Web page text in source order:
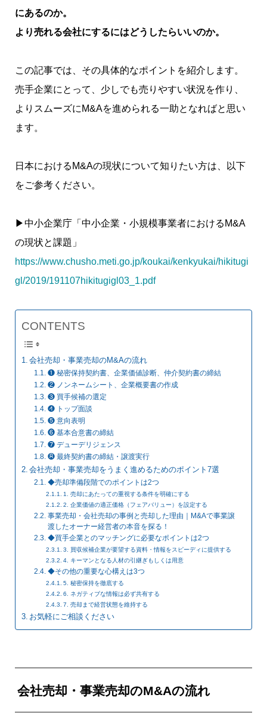
にあるのか。
より売れる会社にするにはどうしたらいいのか。
この記事では、その具体的なポイントを紹介します。
売手企業にとって、少しでも売りやすい状況を作り、
よりスムーズにM&Aを進められる一助となればと思い
ます。
日本におけるM&Aの現状について知りたい方は、以下
をご参考ください。
▶中小企業庁「中小企業・小規模事業者におけるM&A
の現状と課題」
https://www.chusho.meti.go.jp/koukai/kenkyukai/hikitugi
gl/2019/191107hikitugigl03_1.pdf
CONTENTS
会社売却・事業売却のM&Aの流れ
❶ 秘密保持契約書、企業価値診断、仲介契約書の締結
❷ ノンネームシート、企業概要書の作成
❸ 買手候補の選定
❹ トップ面談
❺ 意向表明
❻ 基本合意書の締結
❼ デューデリジェンス
❽ 最終契約書の締結・譲渡実行
会社売却・事業売却をうまく進めるためのポイント7選
◆売却準備段階でのポイントは2つ
1. 売却にあたっての重視する条件を明確にする
2. 企業価値の適正価格（フェアバリュー）を設定する
事業売却・会社売却の事例と売却した理由｜M&Aで事業譲
渡したオーナー経営者の本音を探る！
◆買手企業とのマッチングに必要なポイントは2つ
3. 買収候補企業が要望する資料・情報をスピーディに提供する
4. キーマンとなる人材の引継ぎもしくは用意
◆その他の重要な心構えは3つ
5. 秘密保持を徹底する
6. ネガティブな情報は必ず共有する
7. 売却まで経営状態を維持する
お気軽にご相談ください
会社売却・事業売却のM&Aの流れ